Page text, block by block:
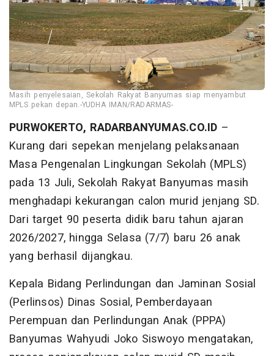
Masih penyelesaian, Sekolah Rakyat Banyumas siap menyambut
MPLS pekan depan.-YUDHA IMAN/RADARMAS-
PURWOKERTO, RADARBANYUMAS.CO.ID –
Kurang dari sepekan menjelang pelaksanaan
Masa Pengenalan Lingkungan Sekolah (MPLS)
pada 13 Juli, Sekolah Rakyat Banyumas masih
menghadapi kekurangan calon murid jenjang SD.
Dari target 90 peserta didik baru tahun ajaran
2026/2027, hingga Selasa (7/7) baru 26 anak
yang berhasil dijangkau.
Kepala Bidang Perlindungan dan Jaminan Sosial
(Perlinsos) Dinas Sosial, Pemberdayaan
Perempuan dan Perlindungan Anak (PPPA)
Banyumas Wahyudi Joko Siswoyo mengatakan,